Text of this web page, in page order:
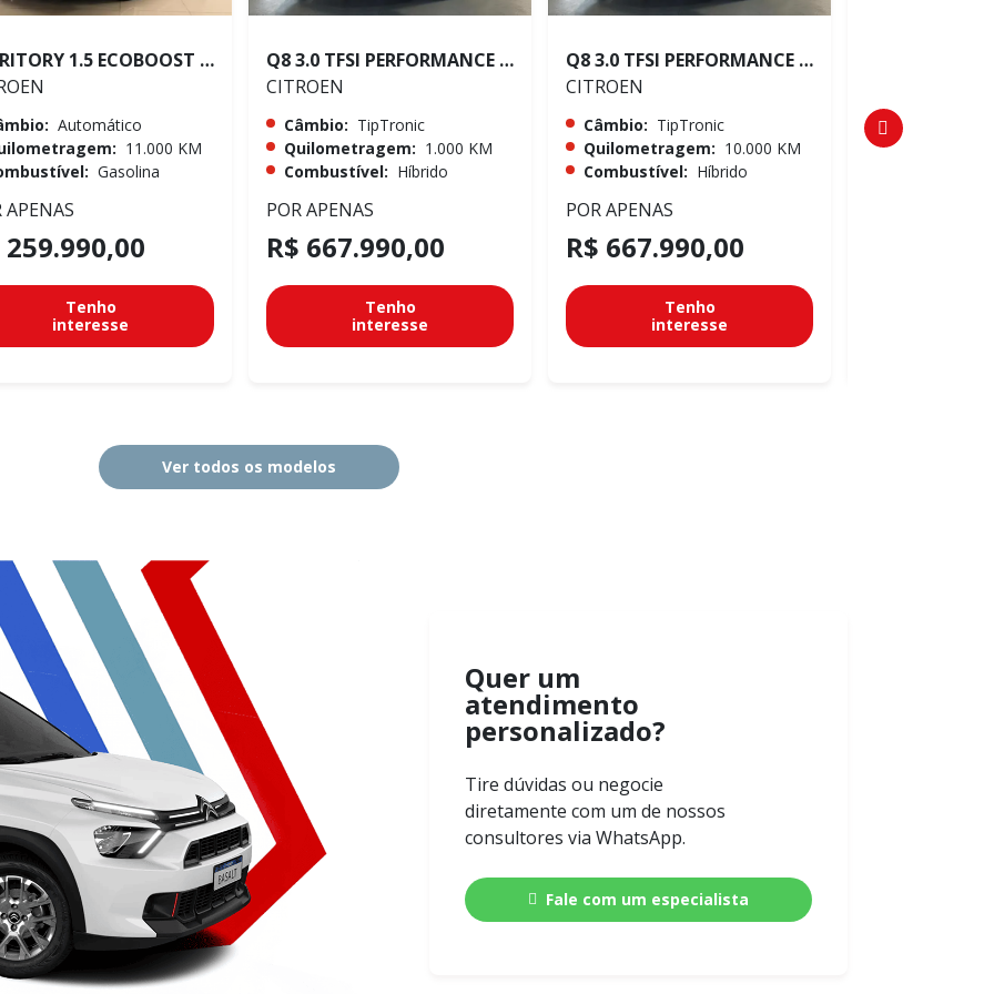
TERRITORY 1.5 ECOBOOST GTDI TITANIUM
Automático
11.000 KM
Gasolina
APENAS
259.990,00
Tenho
interesse
Q8 3.0 TFSI PERFORMANCE BLACK QUATTRO
CITROEN
Câmbio: TipTronic
Quilometragem: 1.000 KM
Combustível: Híbrido
POR APENAS
R$ 667.990,00
Tenho
interesse
Q8 3.0 TFSI PERFORMANCE BLACK QUATTRO
CITROEN
Câmbio: TipTronic
Quilometragem: 10.000 KM
Combustível: Híbrido
POR APENAS
R$ 667.990,00
Tenho
interesse
Câmbio:
Ver todos os modelos
Quer um
atendimento
personalizado?
Tire dúvidas ou negocie
diretamente com um de nossos
consultores via WhatsApp.
Fale com um especialista